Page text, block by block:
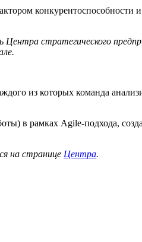
конкурентоспособности
Центра стратегического
из которых команда
в рамках Agile-подхода,
на странице Центра.